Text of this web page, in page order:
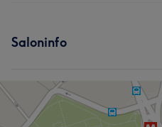
Kosmetische Zahnmedizin
Saloninfo